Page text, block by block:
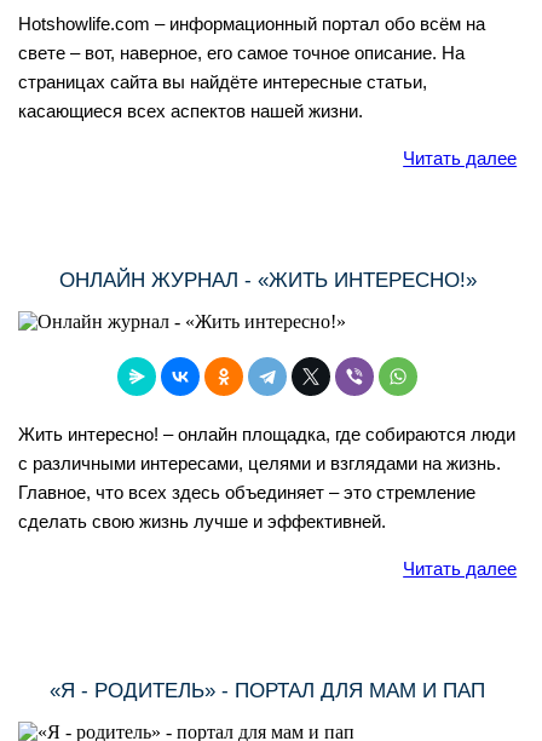
Hotshowlife.com – информационный портал обо всём на
свете – вот, наверное, его самое точное описание. На
страницах сайта вы найдёте интересные статьи,
касающиеся всех аспектов нашей жизни.
Читать далее
ОНЛАЙН ЖУРНАЛ - «ЖИТЬ ИНТЕРЕСНО!»
Жить интересно! – онлайн площадка, где собираются люди
с различными интересами, целями и взглядами на жизнь.
Главное, что всех здесь объединяет – это стремление
сделать свою жизнь лучше и эффективней.
Читать далее
«Я - РОДИТЕЛЬ» - ПОРТАЛ ДЛЯ МАМ И ПАП